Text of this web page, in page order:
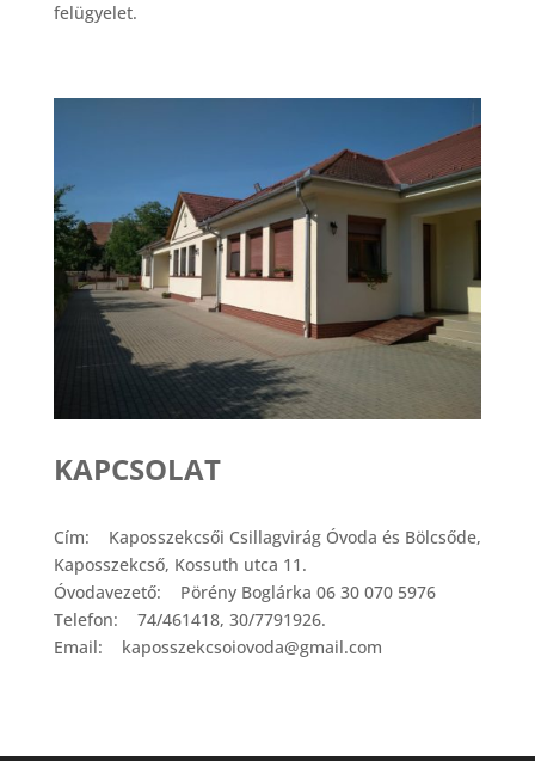
felügyelet.
KAPCSOLAT
Cím: Kaposszekcsői Csillagvirág Óvoda és Bölcsőde,
Kaposszekcső, Kossuth utca 11.
Óvodavezető: Pörény Boglárka 06 30 070 5976
Telefon: 74/461418, 30/7791926.
Email: kaposszekcsoiovoda@gmail.com